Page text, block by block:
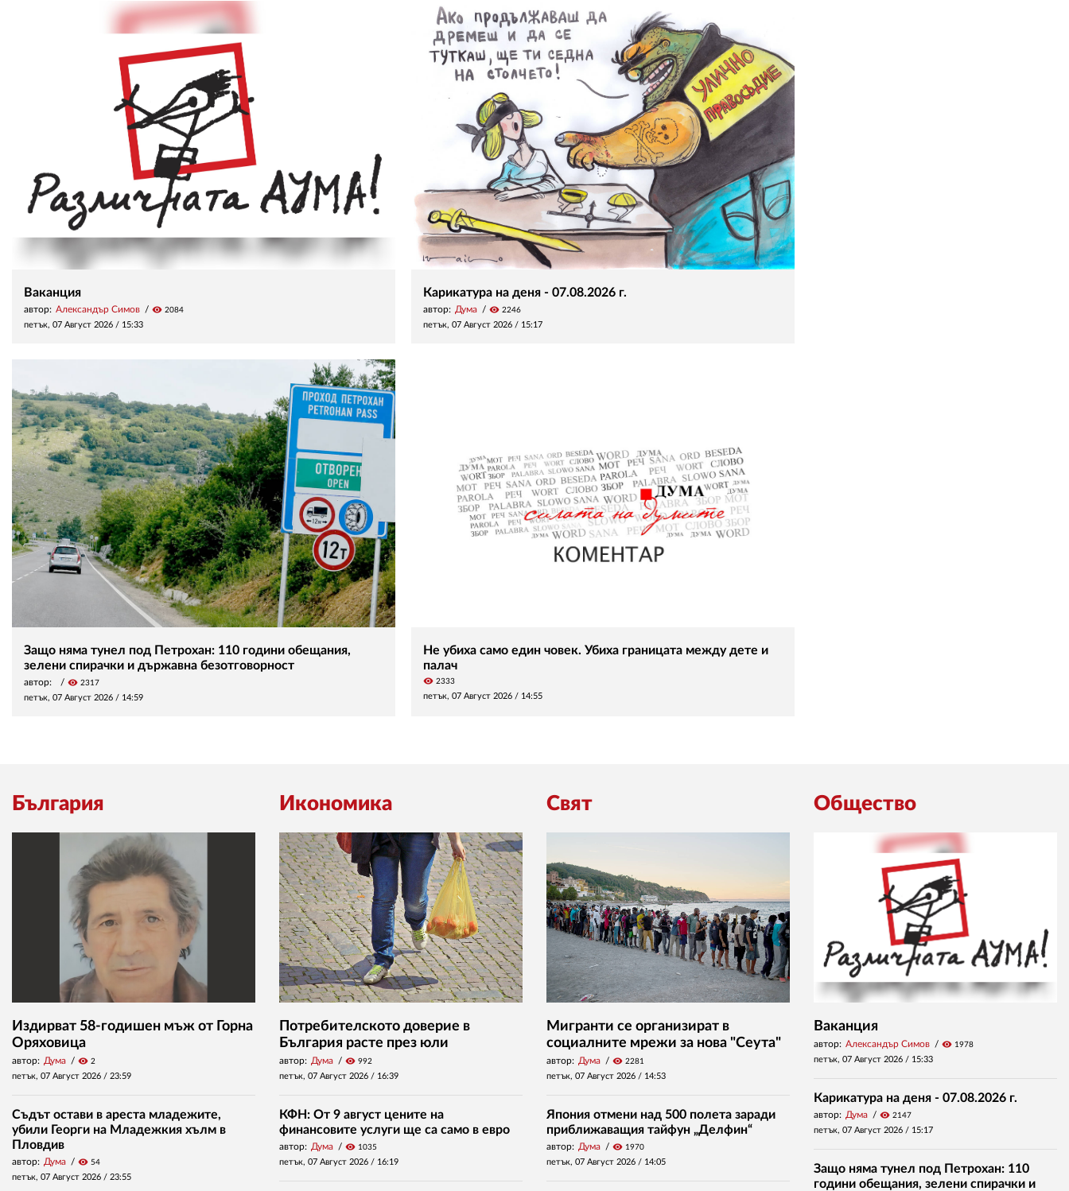
Ваканция
автор: Александър Симов visibility 2084
петък, 07 Август 2026 / 15:33
Карикатура на деня - 07.08.2026 г.
автор: Дума visibility 2246
петък, 07 Август 2026 / 15:17
Защо няма тунел под Петрохан: 110 години обещания,
зелени спирачки и държавна безотговорност
автор: visibility 2317
петък, 07 Август 2026 / 14:59
Не убиха само един човек. Убиха границата между дете и
палач
visibility 2333
петък, 07 Август 2026 / 14:55
България
Издирват 58-годишен мъж от Горна
Оряховица
автор: Дума visibility 2
петък, 07 Август 2026 / 23:59
Съдът остави в ареста младежите,
убили Георги на Младежкия хълм в
Пловдив
автор: Дума visibility 54
петък, 07 Август 2026 / 23:55
Икономика
Потребителското доверие в
България расте през юли
автор: Дума visibility 992
петък, 07 Август 2026 / 16:39
КФН: От 9 август цените на
финансовите услуги ще са само в евро
автор: Дума visibility 1035
петък, 07 Август 2026 / 16:19
Свят
Мигранти се организират в
социалните мрежи за нова "Сеута"
автор: Дума visibility 2281
петък, 07 Август 2026 / 14:53
Япония отмени над 500 полета заради
приближаващия тайфун „Делфин“
автор: Дума visibility 1970
петък, 07 Август 2026 / 14:05
Общество
Ваканция
автор: Александър Симов visibility 1978
петък, 07 Август 2026 / 15:33
Карикатура на деня - 07.08.2026 г.
автор: Дума visibility 2147
петък, 07 Август 2026 / 15:17
Защо няма тунел под Петрохан: 110
години обещания, зелени спирачки и